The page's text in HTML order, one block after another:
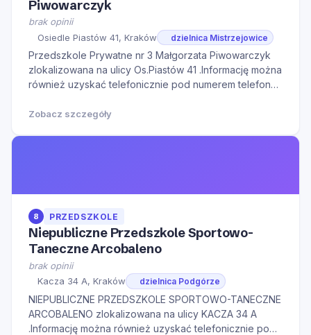
Piwowarczyk
brak opinii
Osiedle Piastów 41, Kraków
dzielnica Mistrzejowice
Przedszkole Prywatne nr 3 Małgorzata Piwowarczyk
zlokalizowana na ulicy Os.Piastów 41 .Informację można
również uzyskać telefonicznie pod numerem telefonu
godzinach otwarcia oraz na Naszą stronę internetową
Zobacz szczegóły
8 PRZEDSZKOLE
Niepubliczne Przedszkole Sportowo-
Taneczne Arcobaleno
brak opinii
Kacza 34 A, Kraków
dzielnica Podgórze
NIEPUBLICZNE PRZEDSZKOLE SPORTOWO-TANECZNE
ARCOBALENO zlokalizowana na ulicy KACZA 34 A
.Informację można również uzyskać telefonicznie pod